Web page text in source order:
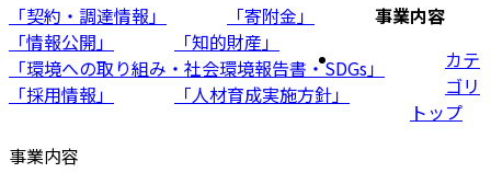
「契約・調達情報」
「寄附金」
「情報公開」
「知的財産」
「環境への取り組み・社会環境報告書・SDGs」
「採用情報」
「人材育成実施方針」
事業内容
カテ
ゴリ
トップ
事業内容